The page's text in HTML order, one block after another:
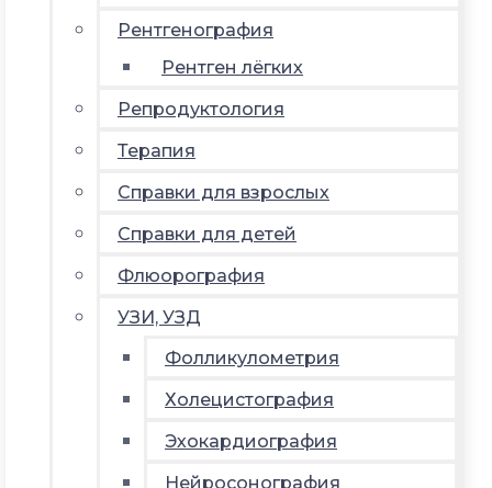
Рентгенография
Рентген лёгких
Репродуктология
Терапия
Справки для взрослых
Справки для детей
Флюорография
УЗИ, УЗД
Фолликулометрия
Холецистография
Эхокардиография
Нейросонография